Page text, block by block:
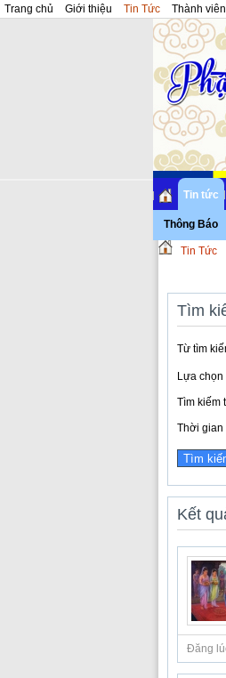
Trang chủ Giới thiệu Tin Tức Thành viên
Tin tức
Thông Báo
Tin Tức
Tìm
Từ tìm
Lựa chọn
Tìm kiếm
Thời gian
Kết
Đăng